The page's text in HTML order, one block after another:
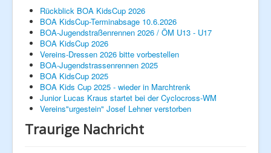
Home
Rennberichte
Veranstaltungen
Verein
Vorstand
Geschichte
Mitglied werden
Fan - Artikel
Clubkalender
Unsere Sponsoren
Rennlizenzen
Next Generation
Rückblick BOA KidsCup 2026
BOA KidsCup-Terminabsage 10.6.2026
BOA-Jugendstraßenrennen 2026 / ÖM U13 - U17
BOA KidsCup 2026
Vereins-Dressen 2026 bitte vorbestellen
BOA-Jugendstrassenrennen 2025
BOA KidsCup 2025
BOA Kids Cup 2025 - wieder in Marchtrenk
Junior Lucas Kraus startet bei der Cyclocross-WM
Vereins"urgestein" Josef Lehner verstorben
Traurige Nachricht